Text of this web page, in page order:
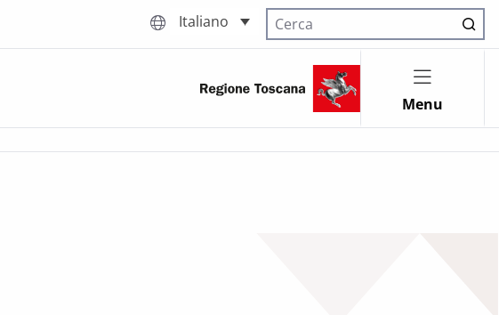
Italiano
Cerca nel sito
Menu